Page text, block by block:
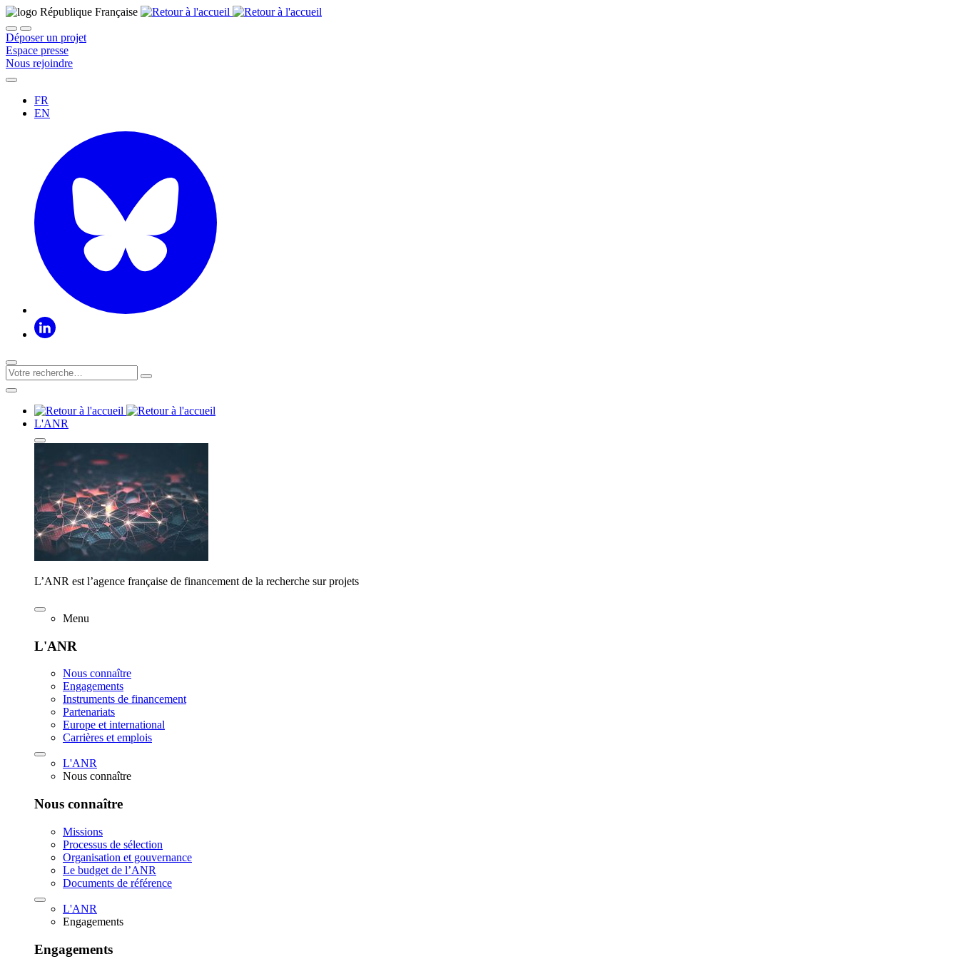
Déposer un projet
Espace presse
Nous rejoindre
FR
EN
L'ANR
L’ANR est l’agence française de financement de la recherche sur projets
Menu
L'ANR
Nous connaître
Engagements
Instruments de financement
Partenariats
Europe et international
Carrières et emplois
L'ANR
Nous connaître
Nous connaître
Missions
Processus de sélection
Organisation et gouvernance
Le budget de l’ANR
Documents de référence
L'ANR
Engagements
Engagements